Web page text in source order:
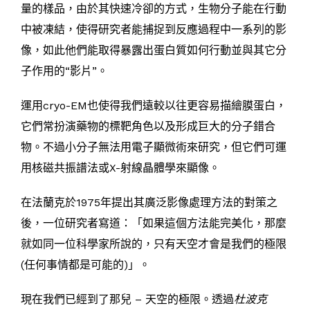
量的樣品，由於其快速冷卻的方式，生物分子能在行動
中被凍結，使得研究者能捕捉到反應過程中一系列的影
像，如此他們能取得暴露出蛋白質如何行動並與其它分
子作用的“影片”。
運用cryo-EM也使得我們遠較以往更容易描繪膜蛋白，
它們常扮演藥物的標靶角色以及形成巨大的分子錯合
物。不過小分子無法用電子顯微術來研究，但它們可運
用核磁共振譜法或X-射線晶體學來顯像。
在法蘭克於1975年提出其廣泛影像處理方法的對策之
後，一位研究者寫道：「如果這個方法能完美化，那麼
就如同一位科學家所說的，只有天空才會是我們的極限
(任何事情都是可能的)」。
現在我們已經到了那兒 – 天空的極限。透過杜波克